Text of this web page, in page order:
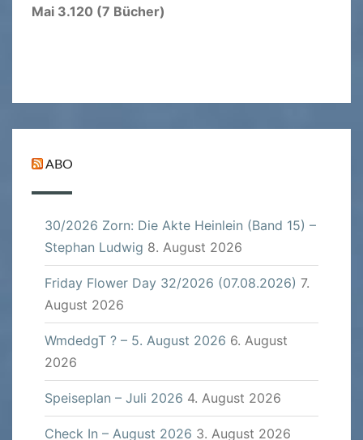
Mai 3.120 (7 Bücher)
ABO
30/2026 Zorn: Die Akte Heinlein (Band 15) –
Stephan Ludwig 8. August 2026
Friday Flower Day 32/2026 (07.08.2026) 7.
August 2026
WmdedgT ? – 5. August 2026 6. August
2026
Speiseplan – Juli 2026 4. August 2026
Check In – August 2026 3. August 2026